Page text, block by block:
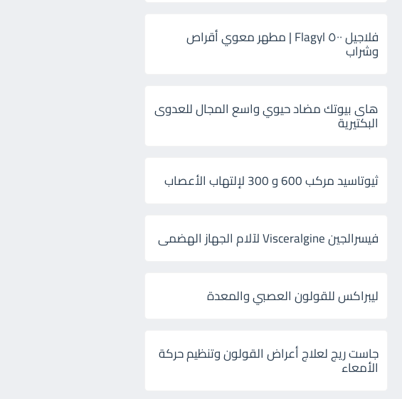
فلاجيل ٥٠٠ Flagyl | مطهر معوي أقراص
وشراب
هاى بيوتك مضاد حيوي واسع المجال للعدوى
البكتيرية
ثيوتاسيد مركب 600 و 300 لإلتهاب الأعصاب
فيسرالجين Visceralgine لآلام الجهاز الهضمى
ليبراكس للقولون العصبي والمعدة
جاست ريج لعلاج أعراض القولون وتنظيم حركة
الأمعاء